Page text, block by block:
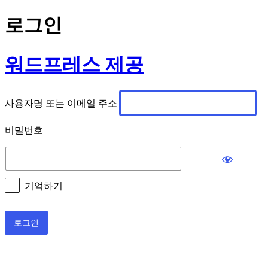
로그인
워드프레스 제공
사용자명 또는 이메일 주소
비밀번호
기억하기